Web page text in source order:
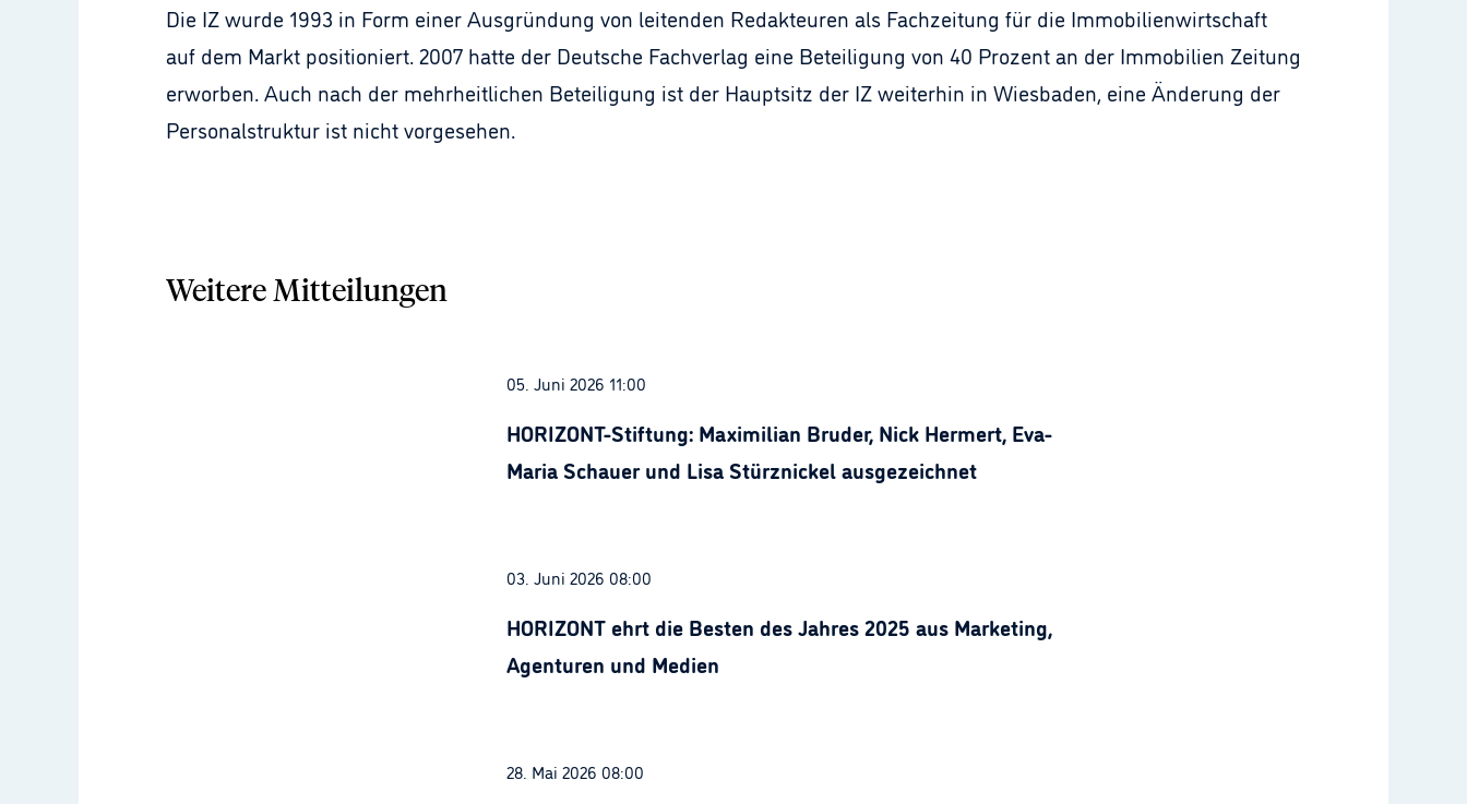
Die IZ wurde 1993 in Form einer Ausgründung von leitenden Redakteuren als Fachzeitung für die Immobilienwirtschaft
auf dem Markt positioniert. 2007 hatte der Deutsche Fachverlag eine Beteiligung von 40 Prozent an der Immobilien Zeitung
erworben. Auch nach der mehrheitlichen Beteiligung ist der Hauptsitz der IZ weiterhin in Wiesbaden, eine Änderung der
Personalstruktur ist nicht vorgesehen.
Weitere Mitteilungen
05. Juni 2026 11:00
HORIZONT-Stiftung: Maximilian Bruder, Nick Hermert, Eva-
Maria Schauer und Lisa Stürznickel ausgezeichnet
03. Juni 2026 08:00
HORIZONT ehrt die Besten des Jahres 2025 aus Marketing,
Agenturen und Medien
28. Mai 2026 08:00